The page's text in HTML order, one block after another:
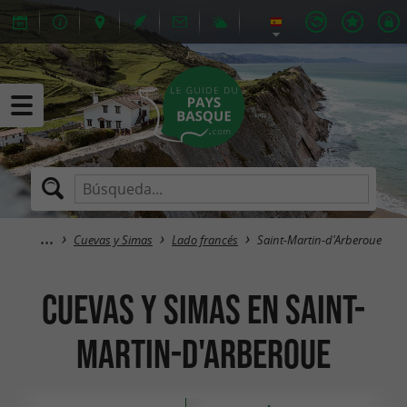
Cuevas y Simas Lado francés Saint-Martin-d'Arberoue
Cuevas y Simas en Saint-
Martin-d'Arberoue